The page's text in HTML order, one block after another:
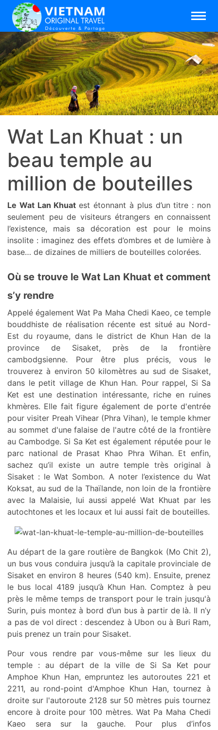
Wat Lan Khuat : un
beau temple au
million de bouteilles
Le Wat Lan Khuatest étonnant à plus d’un titre : non
seulement peu de visiteurs étrangers en connaissent
l’existence, mais sa décoration est pour le moins
insolite : imaginez des effets d’ombres et de lumière à
base… de dizaines de milliers de bouteilles colorées.
Où se trouve le Wat Lan Khuat et comment
s’y rendre
Appelé également Wat Pa Maha Chedi Kaeo, ce temple
bouddhiste de réalisation récente est situé au Nord-
Est du royaume, dans le district de Khun Han de la
province de Sisaket, près de la frontière
cambodgsienne. Pour être plus précis, vous le
trouverez à environ 50 kilomètres au sud de Sisaket,
dans le petit village de Khun Han. Pour rappel, Si Sa
Ket est une destination intéressante, riche en ruines
khmères. Elle fait figure également de porte d'entrée
pour visiter Preah Vihear (Phra Vihan), le temple khmer
au sommet d'une falaise de l'autre côté de la frontière
au Cambodge. Si Sa Ket est également réputée pour le
parc national de Prasat Khao Phra Wihan. Et enfin,
sachez qu’il existe un autre temple très original à
Sisaket : le Wat Sombon. A noter l’existence du Wat
Koksat, au sud de la Thaïlande, non loin de la frontière
avec la Malaisie, lui aussi appelé Wat Khuat par les
autochtones et les locaux et lui aussi fait de bouteilles.
Au départ de la gare routière de Bangkok (Mo Chit 2),
un bus vous conduira jusqu’à la capitale provinciale de
Sisaket en environ 8 heures (540 km). Ensuite, prenez
le bus local 4189 jusqu’à Khun Han. Comptez à peu
près le même temps de transport pour le train jusqu'à
Surin, puis montez à bord d’un bus à partir de là. Il n’y
a pas de vol direct : descendez à Ubon ou à Buri Ram,
puis prenez un train pour Sisaket.
Pour vous rendre par vous-même sur les lieux du
temple : au départ de la ville de Si Sa Ket pour
Amphoe Khun Han, empruntez les autoroutes 221 et
2211, au rond-point d'Amphoe Khun Han, tournez à
droite sur l'autoroute 2128 sur 50 mètres puis tournez
encore à droite pour 100 mètres. Wat Pa Maha Chedi
Kaeo sera sur la gauche. Pour plus d’infos